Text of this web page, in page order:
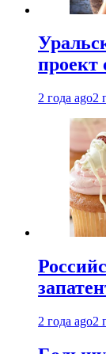
проект
2 года ago2
2 года ago2